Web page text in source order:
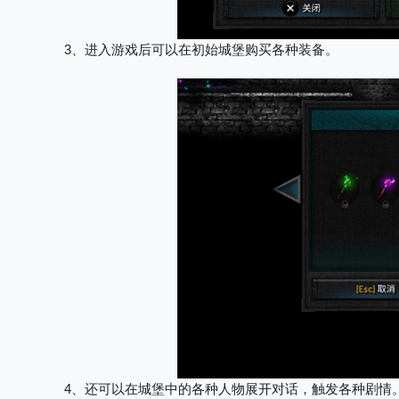
3、进入游戏后可以在初始城堡购买各种装备。
4、还可以在城堡中的各种人物展开对话，触发各种剧情